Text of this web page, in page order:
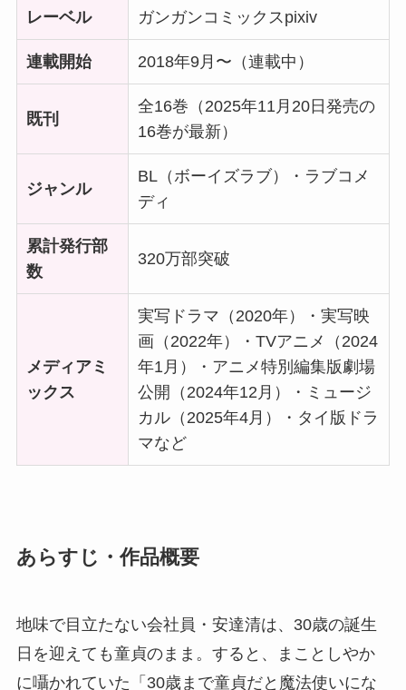
レーベル ガンガンコミックスpixiv
連載開始 2018年9月〜（連載中）
既刊
全16巻（2025年11月20日発売の
16巻が最新）
ジャンル
BL（ボーイズラブ）・ラブコメ
ディ
累計発行部
数
320万部突破
メディアミ
ックス
実写ドラマ（2020年）・実写映
画（2022年）・TVアニメ（2024
年1月）・アニメ特別編集版劇場
公開（2024年12月）・ミュージ
カル（2025年4月）・タイ版ドラ
マなど
あらすじ・作品概要
地味で目立たない会社員・安達清は、30歳の誕生
日を迎えても童貞のまま。すると、まことしやか
に囁かれていた「30歳まで童貞だと魔法使いにな